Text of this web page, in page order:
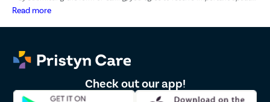
करतो.
धायरी मध्ये सर्वोत्तम फिशर उपचार कोठे करावे?
तुम्ही प्रिस्टिन केअरमध्ये जोखीममुक्त आणि सर्वोत्तम लेसर फिशर उपचार
and marketing communications.
Read more
Check out our app!